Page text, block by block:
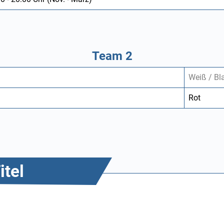
Team 2
Weiß /
Rot